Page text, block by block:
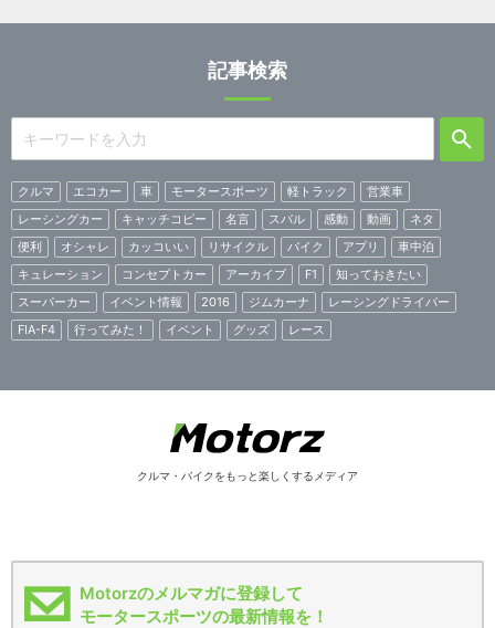
記事検索
クルマ エコカー 車 モータースポーツ 軽トラック
営業車
レーシングカー
キャッチコピー 名言 スバル 感動 動画
ネタ
便利
オシャレ カッコいい リサイクル バイク アプリ
車中泊
キュレーション
コンセプトカー アーカイブ F1
知っておきたい
スーパーカー
イベント情報 2016 ジムカーナ
レーシングドライバー
FIA-F4
行ってみた！ イベント グッズ レース
クルマ・バイクをもっと楽しくするメディア
Motorzのメルマガに登録して
モータースポーツの最新情報を！